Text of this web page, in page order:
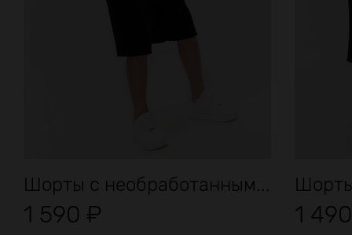
Шорты с необработанным...
1 590 ₽ 1